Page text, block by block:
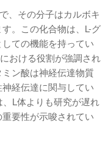
、その分子はカルボキ
。この化合物は、L-グ
ての機能を持ってい
おける役割が強調され
ン酸は神経伝達物質
経伝達に関与してい
L体よりも研究が遅れ
要性が示唆されてい